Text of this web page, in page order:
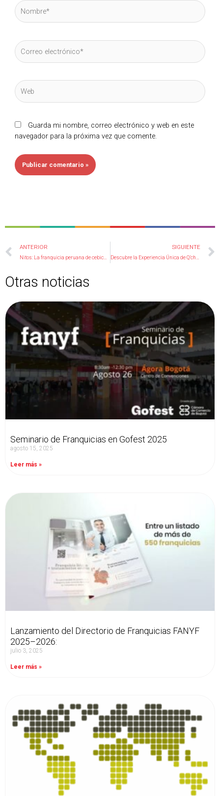
Nombre*
Correo
electrónico*
Web
Guarda mi nombre, correo electrónico y web en este
navegador para la próxima vez que comente.
Ant
ANTERIOR SIGUIENTE
Otras noticias
Seminario de Franquicias en Gofest 2025
agosto 15, 2025
Leer más »
Lanzamiento del Directorio de Franquicias FANYF
2025–2026:
julio 3, 2025
Leer más »